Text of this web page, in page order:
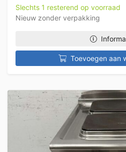
Slechts 1 resterend op voorraad
Nieuw zonder verpakking
Toevoegen aan